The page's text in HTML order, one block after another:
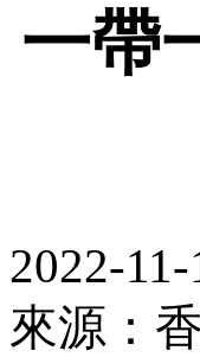
一帶
2022-11-
來源：